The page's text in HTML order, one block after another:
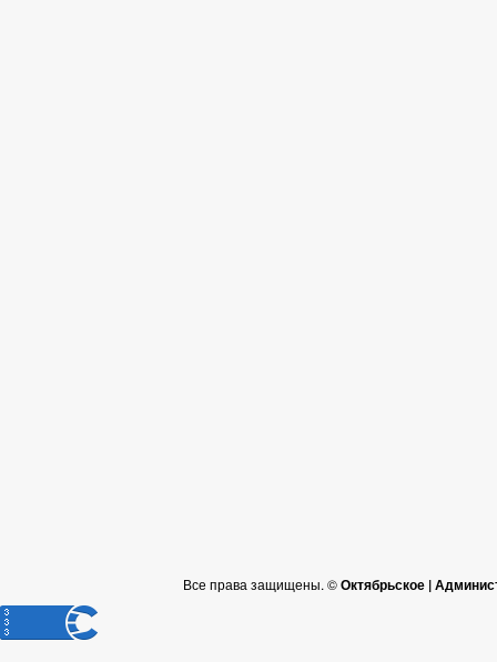
Все права защищены. ©Октябрьское |